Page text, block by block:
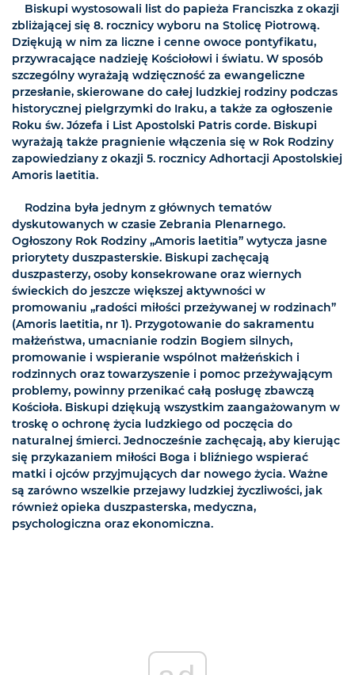
Biskupi wystosowali list do papieża Franciszka z okazji
zbliżającej się 8. rocznicy wyboru na Stolicę Piotrową.
Dziękują w nim za liczne i cenne owoce pontyfikatu,
przywracające nadzieję Kościołowi i światu. W sposób
szczególny wyrażają wdzięczność za ewangeliczne
przesłanie, skierowane do całej ludzkiej rodziny podczas
historycznej pielgrzymki do Iraku, a także za ogłoszenie
Roku św. Józefa i List Apostolski Patris corde. Biskupi
wyrażają także pragnienie włączenia się w Rok Rodziny
zapowiedziany z okazji 5. rocznicy Adhortacji Apostolskiej
Amoris laetitia.
Rodzina była jednym z głównych tematów
dyskutowanych w czasie Zebrania Plenarnego.
Ogłoszony Rok Rodziny „Amoris laetitia” wytycza jasne
priorytety duszpasterskie. Biskupi zachęcają
duszpasterzy, osoby konsekrowane oraz wiernych
świeckich do jeszcze większej aktywności w
promowaniu „radości miłości przeżywanej w rodzinach”
(Amoris laetitia, nr 1). Przygotowanie do sakramentu
małżeństwa, umacnianie rodzin Bogiem silnych,
promowanie i wspieranie wspólnot małżeńskich i
rodzinnych oraz towarzyszenie i pomoc przeżywającym
problemy, powinny przenikać całą posługę zbawczą
Kościoła. Biskupi dziękują wszystkim zaangażowanym w
troskę o ochronę życia ludzkiego od poczęcia do
naturalnej śmierci. Jednocześnie zachęcają, aby kierując
się przykazaniem miłości Boga i bliźniego wspierać
matki i ojców przyjmujących dar nowego życia. Ważne
są zarówno wszelkie przejawy ludzkiej życzliwości, jak
również opieka duszpasterska, medyczna,
psychologiczna oraz ekonomiczna.